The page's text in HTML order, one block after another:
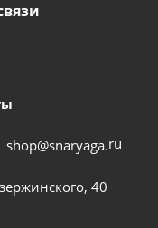
shop@snaryaga.ru
40